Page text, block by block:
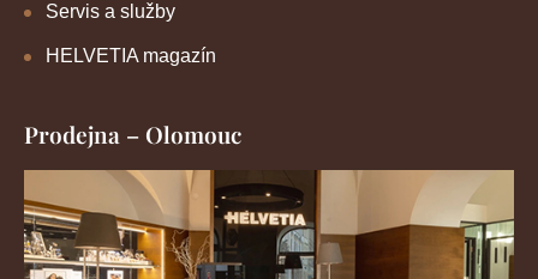
Servis a služby
HELVETIA magazín
Prodejna – Olomouc